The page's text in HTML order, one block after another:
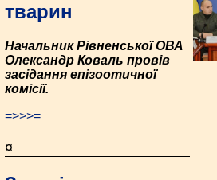
тварин
Начальник Рівненської ОВА
Олександр Коваль провів
засідання епізоотичної
комісії.
=>>>=
¤